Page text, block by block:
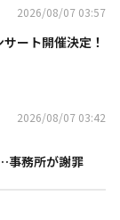
2026/08/07 03:57
ート開催決定！
2026/08/07 03:42
事務所が謝罪